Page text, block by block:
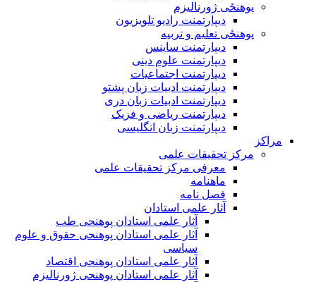
پوهنځی ژورنالیزم
دیپارتمنت رادیو تلویزیون
پوهنځی تعلیم و تربیه
دیپارتمنت ساینس
دیپارتمنت علوم دینی
دیپارتمنت اجتماعیات
دیپارتمنت ادبیات زبان پشتو
دیپارتمنت ادبیات زبان دری
دیپارتمنت ریاضی و فزیک
دیپارتمنت زبان انگلیسی
مراکز
مرکز تحقیقات علمی
معرفی مرکز تحقیقات علمی
ماهنامه
فصل نامه
آثار علمی استادان
آثار علمی استادان پوهنحی طب
آثار علمی استادان پوهنحی حقوق و علوم
سیاسی
آثار علمی استادان پوهنحی اقتصاد
آثار علمی استادان پوهنحی ژورنالیزم